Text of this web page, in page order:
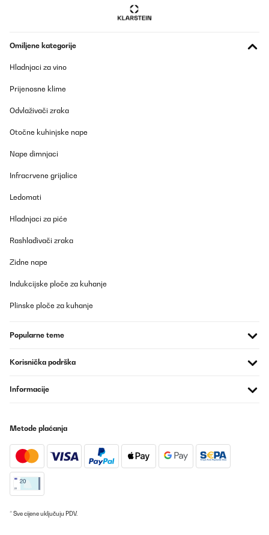
Omiljene kategorije
Hladnjaci za vino
Prijenosne klime
Odvlaživači zraka
Otočne kuhinjske nape
Nape dimnjaci
Infracrvene grijalice
Ledomati
Hladnjaci za piće
Rashlađivači zraka
Zidne nape
Indukcijske ploče za kuhanje
Plinske ploče za kuhanje
Popularne teme
Korisnička podrška
Informacije
Metode plaćanja
* Sve cijene uključuju PDV.